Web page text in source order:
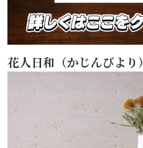
花人日和（かじんびより）